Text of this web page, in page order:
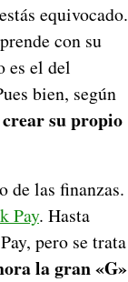
equivocado.
con su
es el del
bien, según
su propio
de las finanzas.
Pay. Hasta
pero se trata
la gran «G»